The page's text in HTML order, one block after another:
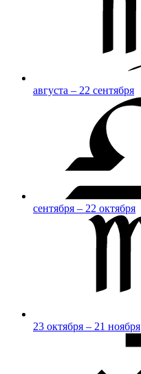
августа – 22 сентября
сентября – 22 октября
23 октября – 21 ноября